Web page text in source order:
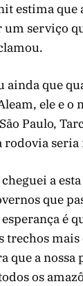
estima
serviço
ainda que
ele e
Paulo,
rodovia
cheguei a
que
é
trechos
que a
os